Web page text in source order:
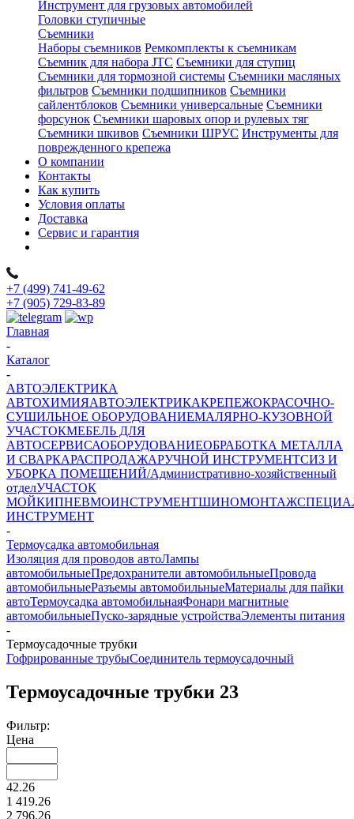
Инструмент для грузовых автомобилей
Головки ступичные
Съемники
Наборы съемников Ремкомплекты к съемникам
Съемник для набора JTC Съемники для ступиц
Съемники для тормозной системы Съемники масляных
фильтров Съемники подшипников Съемники
сайлентблоков Съемники универсальные Съемники
форсунок Съемники шаровых опор и рулевых тяг
Съемники шкивов Съемники ШРУС Инструменты для
поврежденного крепежа
О компании
Контакты
Как купить
Условия оплаты
Доставка
Сервис и гарантия
+7 (499) 741-49-62
+7 (905) 729-83-89
Главная
-
Каталог
-
АВТОЭЛЕКТРИКА
АВТОХИМИЯАВТОЭЛЕКТРИКАКРЕПЕЖОКРАСОЧНО-
СУШИЛЬНОЕ ОБОРУДОВАНИЕМАЛЯРНО-КУЗОВНОЙ
УЧАСТОКМЕБЕЛЬ ДЛЯ
АВТОСЕРВИСАОБОРУДОВАНИЕОБРАБОТКА МЕТАЛЛА
И СВАРКАРАСПРОДАЖАРУЧНОЙ ИНСТРУМЕНТСИЗ И
УБОРКА ПОМЕЩЕНИЙ/Административно-хозяйственный
отделУЧАСТОК
МОЙКИПНЕВМОИНСТРУМЕНТШИНОМОНТАЖ
ИНСТРУМЕНТ
-
Термоусадка автомобильная
Изоляция для проводов автоЛампы
автомобильныеПредохранители автомобильныеПровода
автомобильныеРазъемы автомобильныеМатериалы для пайки
автоТермоусадка автомобильнаяФонари магнитные
автомобильныеПуско-зарядные устройстваЭлементы питания
-
Термоусадочные трубки
Гофрированные трубыСоединитель термоусадочный
Термоусадочные трубки 23
Фильтр:
Цена
42.26
1 419.26
2 796.26